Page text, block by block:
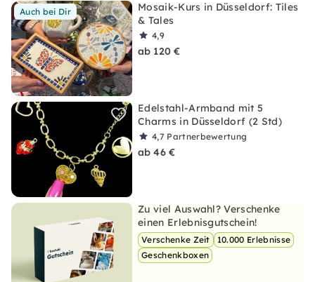
Auch bei Dir
Mosaik-Kurs in Düsseldorf: Tiles
& Tales
4,9
ab 120 €
Edelstahl-Armband mit 5
Charms in Düsseldorf (2 Std)
4,7 Partnerbewertung
ab 46 €
Zu viel Auswahl? Verschenke
einen Erlebnisgutschein!
Verschenke Zeit
10.000 Erlebnisse
Geschenkboxen